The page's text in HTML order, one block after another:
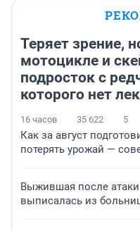
Теряет зрение,
мотоцикле и
подросток с
которого нет
16 часов 35 622 5
Как за август
потерять урожай —
Выжившая после атаки
выписалась из